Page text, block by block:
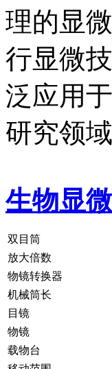
理的显
行显微
泛应用
研究领域
生物显
双目筒
放大倍数
物镜转换器
机械筒长
目镜
物镜
载物台